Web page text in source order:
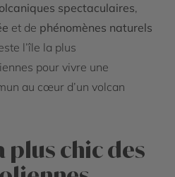
spectaculaires,
et de phénomènes naturels
l’île la plus
pour vivre une
au cœur d’un volcan
plus chic des